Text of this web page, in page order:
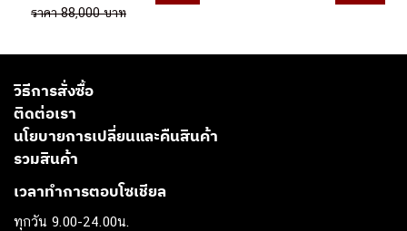
ราคา 88,000 บาท
วิธีการสั่งซื้อ
ติดต่อเรา
นโยบายการเปลี่ยนและคืนสินค้า
รวมสินค้า
เวลาทำการตอบโซเชียล
ทุกวัน 9.00-24.00น.